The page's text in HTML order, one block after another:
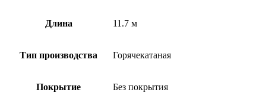
Длина 11.7 м
Тип производства Горячекатаная
Покрытие Без покрытия